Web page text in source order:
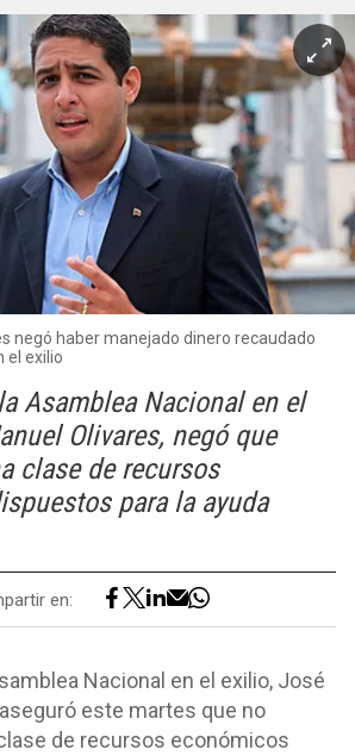
negó haber manejado dinero recaudado
el exilio
Asamblea Nacional en el
Olivares, negó que
clase de recursos
para la ayuda
en:
Nacional en el exilio, José
este martes que no
de recursos económicos